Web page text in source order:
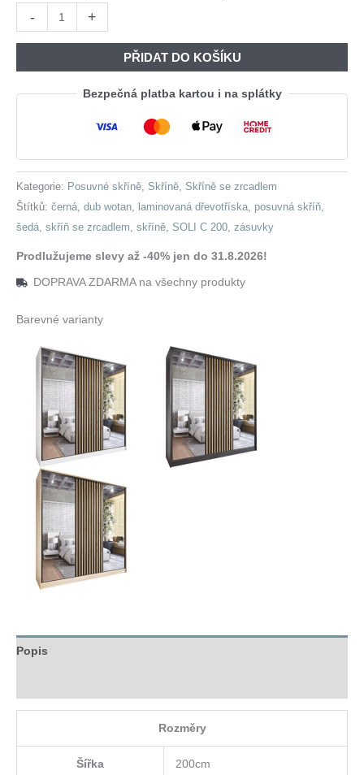
19
050,00 Kč.
894,00
-
se
a
zásuvkami
šedá
/
dub
wotan
/
černá
+
PŘIDAT DO KOŠÍKU
Bezpečná platba kartou i na splátky
Kategorie: Posuvné skříně, Skříně, Skříně se zrcadlem
Štítků: černá, dub wotan, laminovaná dřevotříska, posuvná skříň,
šedá, skříň se zrcadlem, skříně, SOLI C 200, zásuvky
Prodlužujeme slevy až -40% jen do 31.8.2026!
DOPRAVA ZDARMA na všechny produkty
Barevné varianty
Popis
Rozměry
Šířka 200cm